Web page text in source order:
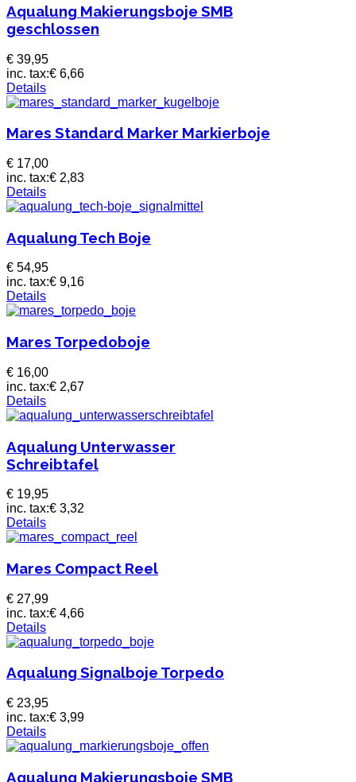
Aqualung Makierungsboje SMB
geschlossen
€ 39,95
inc. tax:€ 6,66
Details
Mares Standard Marker Markierboje
€ 17,00
inc. tax:€ 2,83
Details
Aqualung Tech Boje
€ 54,95
inc. tax:€ 9,16
Details
Mares Torpedoboje
€ 16,00
inc. tax:€ 2,67
Details
Aqualung Unterwasser
Schreibtafel
€ 19,95
inc. tax:€ 3,32
Details
Mares Compact Reel
€ 27,99
inc. tax:€ 4,66
Details
Aqualung Signalboje Torpedo
€ 23,95
inc. tax:€ 3,99
Details
Aqualung Makierungsboje SMB